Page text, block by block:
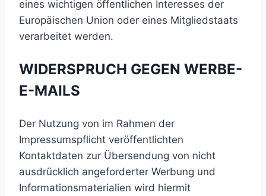
eines wichtigen öffentlichen Interesses der
Europäischen Union oder eines Mitgliedstaats
verarbeitet werden.
WIDERSPRUCH GEGEN WERBE-
E-MAILS
Der Nutzung von im Rahmen der
Impressumspflicht veröffentlichten
Kontaktdaten zur Übersendung von nicht
ausdrücklich angeforderter Werbung und
Informationsmaterialien wird hiermit